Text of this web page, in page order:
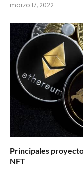
marzo 17, 2022
Principales
NFT